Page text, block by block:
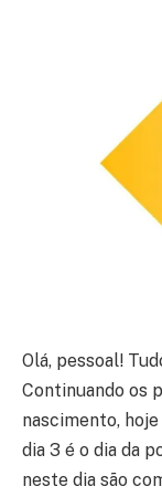
Olá, pessoal!
Continuando os
nascimento,
dia 3 é o dia da
neste dia são